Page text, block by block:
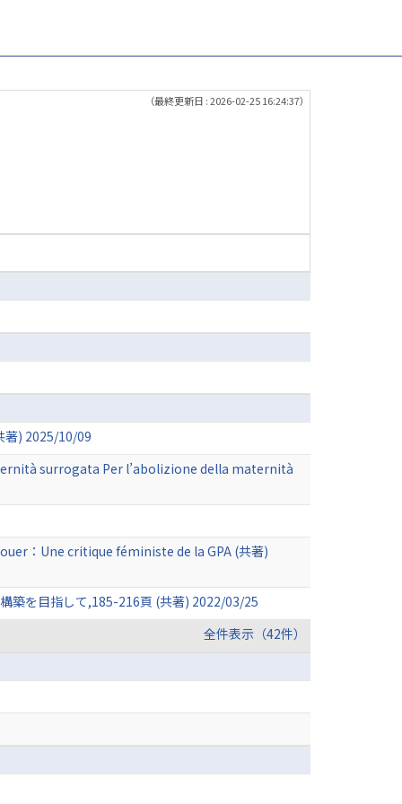
（最終更新日 : 2026-02-25 16:24:37）
著) 2025/10/09
surrogata Per l’abolizione della maternità
：Une critique féministe de la GPA (共著)
築を目指して,185-216頁 (共著) 2022/03/25
全件表示（42件）